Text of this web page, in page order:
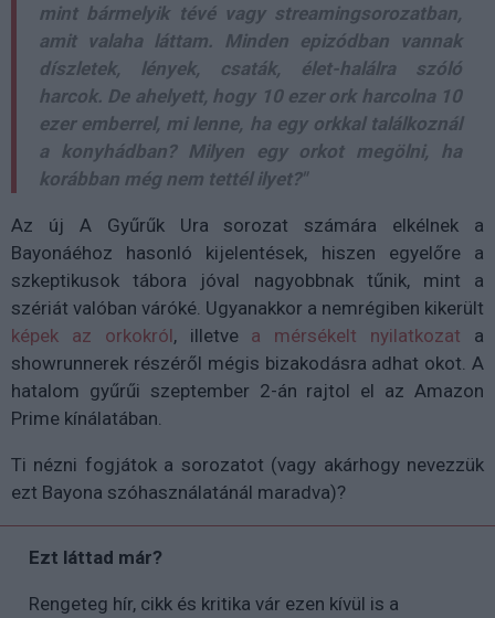
mint bármelyik tévé vagy streamingsorozatban,
amit valaha láttam. Minden epizódban vannak
díszletek, lények, csaták, élet-halálra szóló
harcok. De ahelyett, hogy 10 ezer ork harcolna 10
ezer emberrel, mi lenne, ha egy orkkal találkoznál
a konyhádban? Milyen egy orkot megölni, ha
korábban még nem tettél ilyet?"
Az új A Gyűrűk Ura sorozat számára elkélnek a
Bayonáéhoz hasonló kijelentések, hiszen egyelőre a
szkeptikusok tábora jóval nagyobbnak tűnik, mint a
szériát valóban váróké. Ugyanakkor a nemrégiben kikerült
képek az orkokról, illetve a mérsékelt nyilatkozat a
showrunnerek részéről mégis bizakodásra adhat okot. A
hatalom gyűrűi szeptember 2-án rajtol el az Amazon
Prime kínálatában.
Ti nézni fogjátok a sorozatot (vagy akárhogy nevezzük
ezt Bayona szóhasználatánál maradva)?
Ezt láttad már?
Rengeteg hír, cikk és kritika vár ezen kívül is a